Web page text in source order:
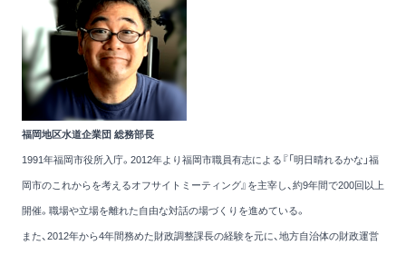
福岡地区水道企業団 総務部長
1991年福岡市役所入庁。2012年より福岡市職員有志による『「明日晴れるかな」福
岡市のこれからを考えるオフサイトミーティング』を主宰し、約9年間で200回以上
開催。職場や立場を離れた自由な対話の場づくりを進めている。
また、2012年から4年間務めた財政調整課長の経験を元に、地方自治体の財政運営